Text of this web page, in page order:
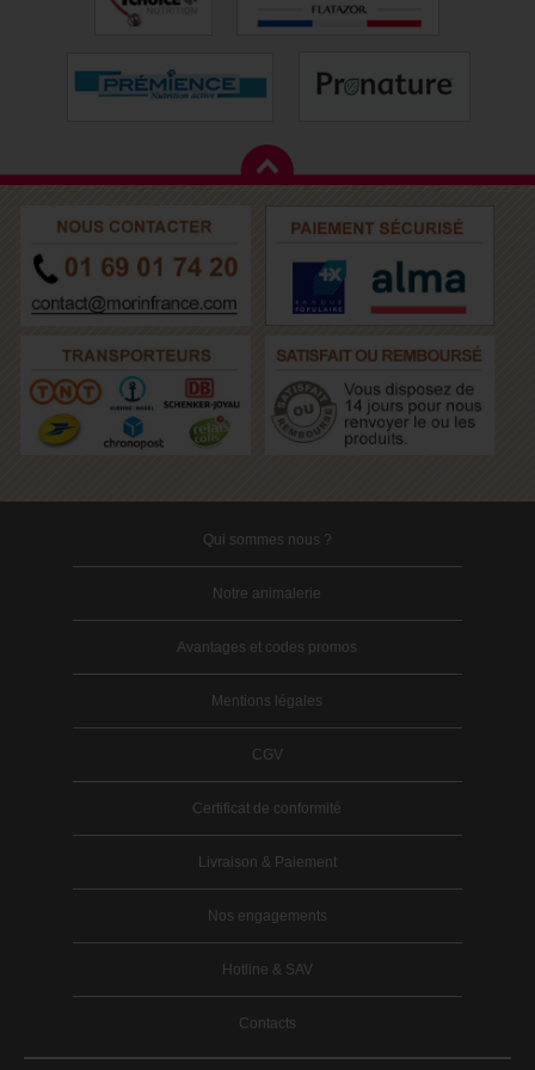
Qui sommes nous ?
Notre animalerie
Avantages et codes promos
Mentions légales
CGV
Certificat de conformité
Livraison & Paiement
Nos engagements
Hotline & SAV
Contacts